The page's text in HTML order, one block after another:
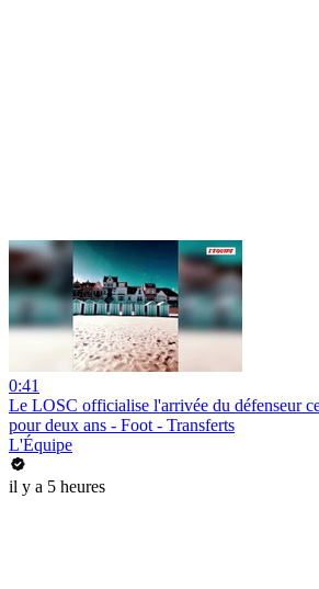
0:41
Le LOSC officialise l'arrivée du défenseur
pour deux ans - Foot - Transferts
L'Équipe
il y a 5 heures